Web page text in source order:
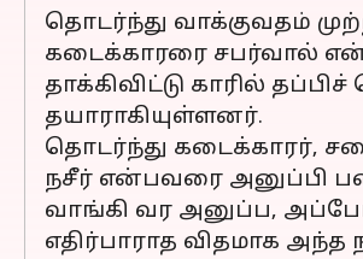
தொடர்ந்து வாக்குவதம்
கடைக்காரரை சபர்வால்
தாக்கிவிட்டு காரில்
தயாராகியுள்ளனர்.
தொடர்ந்து கடைக்காரர்,
நசீர் என்பவரை அனுப்பி
வாங்கி வர அனுப்ப,
எதிர்பாராத விதமாக அந்த